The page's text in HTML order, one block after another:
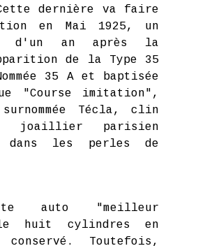
dernière va faire
en Mai 1925, un
d'un an après la
de la Type 35
35 A et baptisée
"Course imitation",
Técla, clin
joaillier parisien
dans les perles de
auto "meilleur
le huit cylindres en
Toutefois,